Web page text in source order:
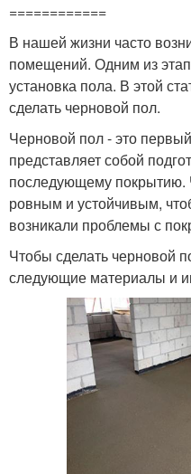
============
В нашей жизни часто
помещений. Одним из
установка пола. В этой
сделать черновой пол.
Черновой пол - это
представляет собой
последующему
ровным и устойчивым,
возникали проблемы с
Чтобы сделать черновой
следующие материалы и